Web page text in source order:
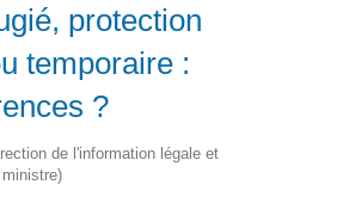
protection
temporaire :
?
de l'information légale et